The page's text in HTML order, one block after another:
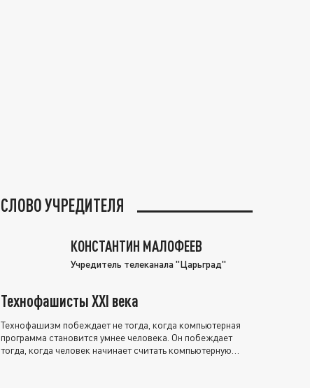
СЛОВО УЧРЕДИТЕЛЯ
КОНСТАНТИН МАЛОФЕЕВ
Учредитель телеканала "Царьград"
Технофашисты XXI века
Технофашизм побеждает не тогда, когда компьютерная
программа становится умнее человека. Он побеждает
тогда, когда человек начинает считать компьютерную